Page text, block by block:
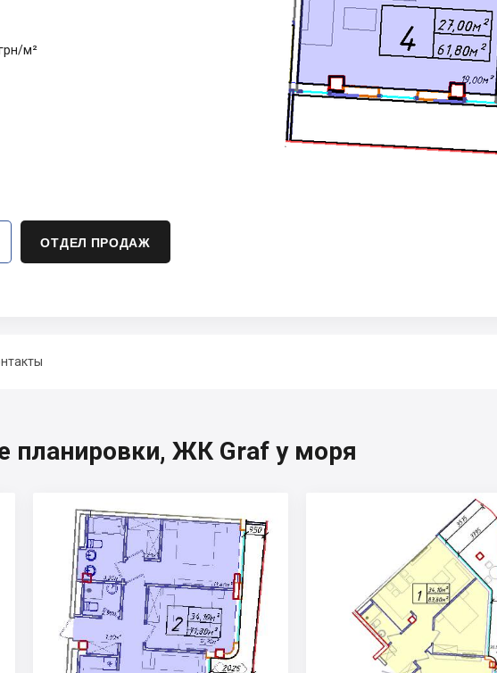
м²
ОТДЕЛ ПРОДАЖ
планировки, ЖК Graf у моря